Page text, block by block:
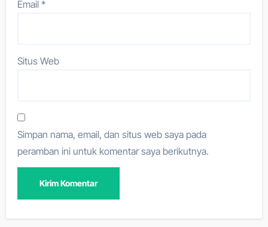
Email*
Situs Web
Simpan nama, email, dan situs web saya pada
peramban ini untuk komentar saya berikutnya.